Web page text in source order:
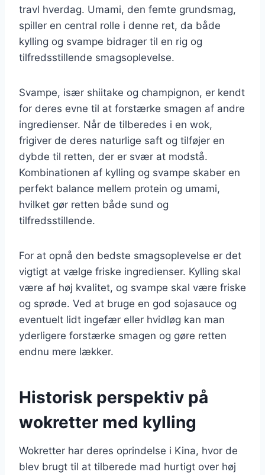
travl hverdag. Umami, den femte grundsmag,
spiller en central rolle i denne ret, da både
kylling og svampe bidrager til en rig og
tilfredsstillende smagsoplevelse.
Svampe, især shiitake og champignon, er kendt
for deres evne til at forstærke smagen af andre
ingredienser. Når de tilberedes i en wok,
frigiver de deres naturlige saft og tilføjer en
dybde til retten, der er svær at modstå.
Kombinationen af kylling og svampe skaber en
perfekt balance mellem protein og umami,
hvilket gør retten både sund og
tilfredsstillende.
For at opnå den bedste smagsoplevelse er det
vigtigt at vælge friske ingredienser. Kylling skal
være af høj kvalitet, og svampe skal være friske
og sprøde. Ved at bruge en god sojasauce og
eventuelt lidt ingefær eller hvidløg kan man
yderligere forstærke smagen og gøre retten
endnu mere lækker.
Historisk perspektiv på
wokretter med kylling
Wokretter har deres oprindelse i Kina, hvor de
blev brugt til at tilberede mad hurtigt over høj